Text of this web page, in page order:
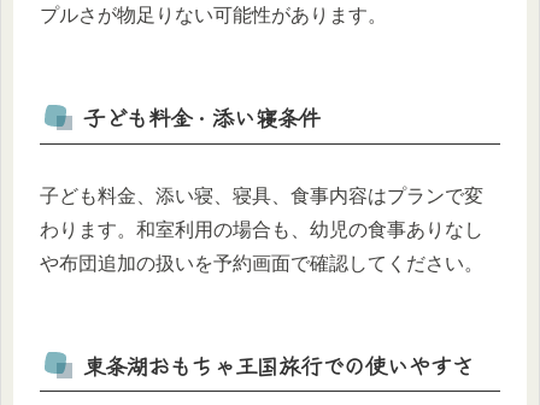
プルさが物足りない可能性があります。
子ども料金・添い寝条件
子ども料金、添い寝、寝具、食事内容はプランで変
わります。和室利用の場合も、幼児の食事ありなし
や布団追加の扱いを予約画面で確認してください。
東条湖おもちゃ王国旅行での使いやすさ